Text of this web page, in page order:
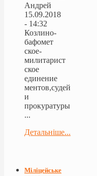
Андрей
15.09.2018
- 14:32
Козлино-
бафомет
ское-
милитарист
ское
единение
ментов,судей
и
прокуратуры
...
Детальніше...
Міліцейське